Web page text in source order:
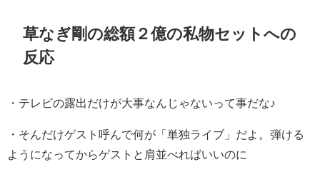
草なぎ剛の総額２億の私物セットへの
反応
・ テレビの露出だけが大事なんじゃないって事だな♪
・ そんだけゲスト呼んで何が「単独ライブ」だよ。 弾ける
ようになってからゲストと肩並べればいいのに